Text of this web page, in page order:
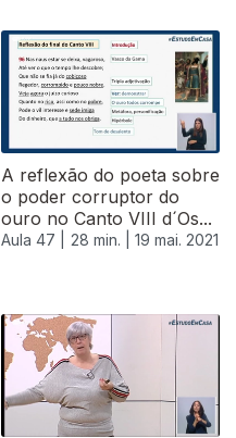
A reflexão do poeta sobre
o poder corruptor do
ouro no Canto VIII d´Os...
Aula 47 | 28 min. | 19 mai. 2021